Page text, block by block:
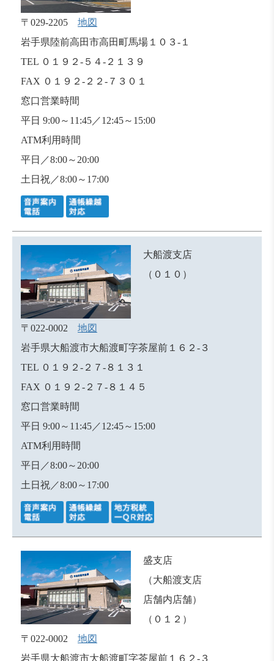
〒029-2205 地図
岩手県陸前高田市高田町馬場１０３-１
TEL ０１９２-５４-２１３９
FAX ０１９２-２２-７３０１
窓口営業時間
平日 9:00～11:45／12:45～15:00
ATM利用時間
平日／8:00～20:00
土日祝／8:00～17:00
大船渡支店
（０１０）
〒022-0002 地図
岩手県大船渡市大船渡町字茶屋前１６２-３
TEL ０１９２-２７-８１３１
FAX ０１９２-２７-８１４５
窓口営業時間
平日 9:00～11:45／12:45～15:00
ATM利用時間
平日／8:00～20:00
土日祝／8:00～17:00
盛支店
（大船渡支店
店舗内店舗）
（０１２）
〒022-0002 地図
岩手県大船渡市大船渡町字茶屋前１６２-３